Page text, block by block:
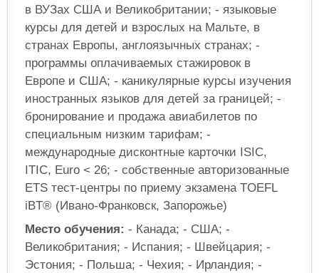
в ВУЗах США и Великобритании; - языковые
курсы для детей и взрослых на Мальте, в
странах Европы, англоязычных странах; -
программы оплачиваемых стажировок в
Европе и США; - каникулярные курсы изучения
иностранных языков для детей за границей; -
бронирование и продажа авиабилетов по
специальным низким тарифам; -
международные дисконтные карточки ISIC,
ITIC, Euro < 26; - собственные авторизованные
ETS тест-центры по приему экзамена TOEFL
iBT® (Ивано-Франковск, Запорожье)
Место обучения: - Канада; - США; -
Великобритания; - Испания; - Швейцария; -
Эстония; - Польша; - Чехия; - Ирландия; -